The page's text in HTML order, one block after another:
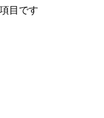
目です